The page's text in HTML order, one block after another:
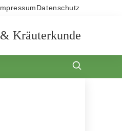
Impressum Datenschutz
Kräuterkunde